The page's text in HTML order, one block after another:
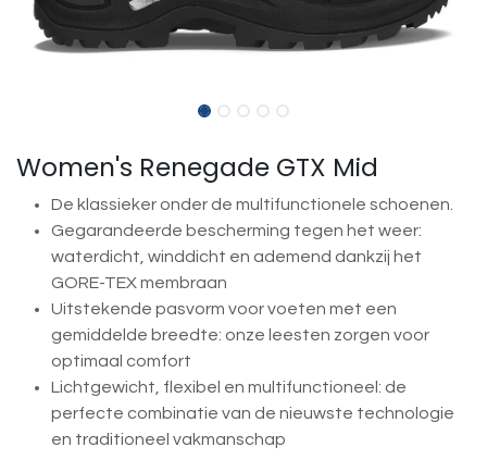
Women's Renegade GTX Mid
De klassieker onder de multifunctionele schoenen.
Gegarandeerde bescherming tegen het weer:
waterdicht, winddicht en ademend dankzij het
GORE-TEX membraan
Uitstekende pasvorm voor voeten met een
gemiddelde breedte: onze leesten zorgen voor
optimaal comfort
Lichtgewicht, flexibel en multifunctioneel: de
perfecte combinatie van de nieuwste technologie
en traditioneel vakmanschap